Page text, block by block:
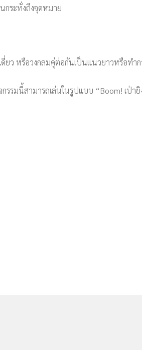
กระทั่งถึงจุดหมาย
ยว หรือวงกลมคู่ต่อกันเป็นแนวยาวหรือทำ
รรมนี้สามารถเล่นในรูปแบบ “Boom! เป่า